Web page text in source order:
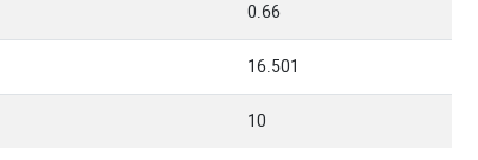
0.66
16.501
10